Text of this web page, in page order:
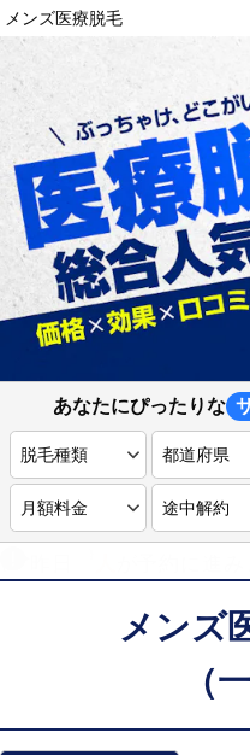
メンズ医療脱毛
あなたにぴったりな
メンズ
（